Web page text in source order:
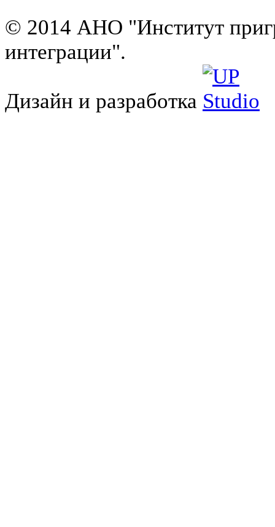
© 2014 АНО "Институт
интеграции".
Дизайн и разработка